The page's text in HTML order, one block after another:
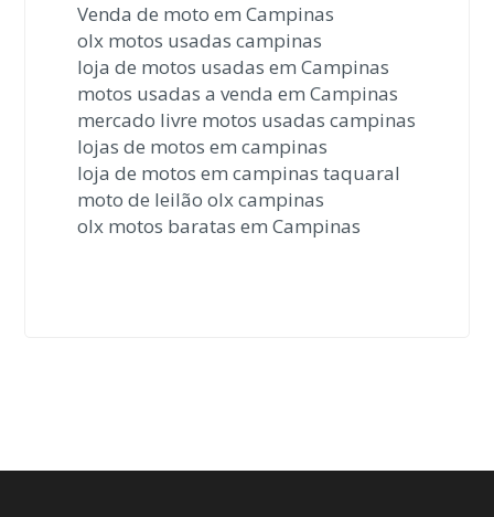
Venda de moto em Campinas
olx motos usadas campinas
loja de motos usadas em Campinas
motos usadas a venda em Campinas
mercado livre motos usadas campinas
lojas de motos em campinas
loja de motos em campinas taquaral
moto de leilão olx campinas
olx motos baratas em Campinas